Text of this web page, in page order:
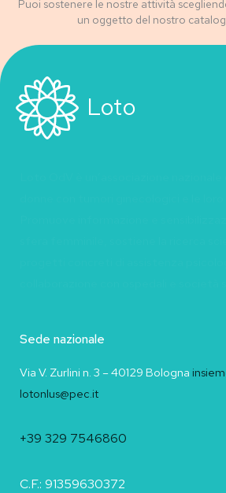
Puoi sostenere le nostre attività
un oggetto del nostro
Loto
Sede nazionale
Via V. Zurlini n. 3 – 40129 Bologna
lotonlus@pec.it
+39 329 7546860
C.F.: 91359630372